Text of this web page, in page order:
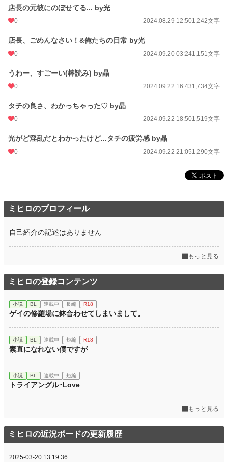
店長の元彼にのぼせてる... by光
0 2024.08.29 12:501,242文字
店長、ごめんなさい！&俺たちの日常 by光
0 2024.09.20 03:241,151文字
うわー、すごーい(棒読み) by晶
0 2024.09.22 16:431,734文字
タチの良さ、わかっちゃった♡ by晶
0 2024.09.22 18:501,519文字
光がど淫乱だとわかったけど...タチの疲労感 by晶
0 2024.09.22 21:051,290文字
ミヒロのプロフィール
自己紹介の記述はありません
もっと見る
ミヒロの登録コンテンツ
小説 BL 連載中 長編 R18
ゲイの修羅場に鉢合わせてしまいまして。
小説 BL 連載中 短編 R18
素直になれない僕ですが
小説 BL 連載中 短編
トライアングル･Love
もっと見る
ミヒロの近況ボードの更新履歴
2025-03-20 13:19:36